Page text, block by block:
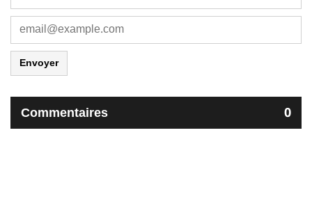
Envoyer
Commentaires 0